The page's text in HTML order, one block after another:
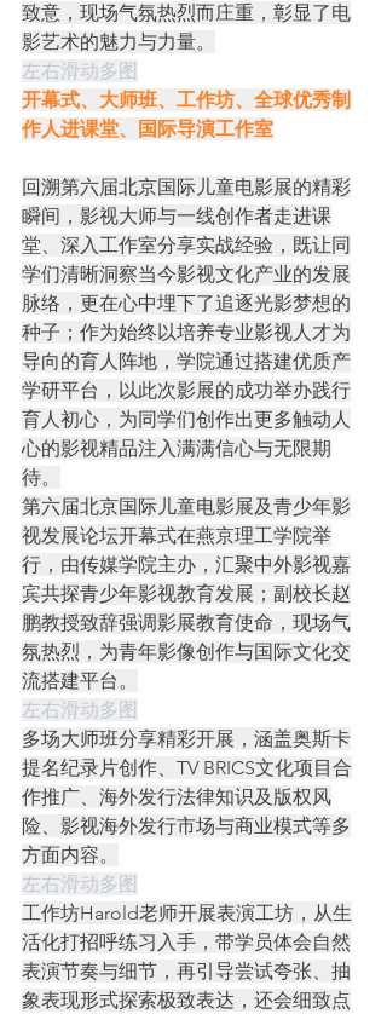
致意，现场气氛热烈而庄重，彰显了电
影艺术的魅力与力量。
左右滑动多图
开幕式、大师班、工作坊、全球优秀制
作人进课堂、国际导演工作室
回溯第六届北京国际儿童电影展的精彩
瞬间，影视大师与一线创作者走进课
堂、深入工作室分享实战经验，既让同
学们清晰洞察当今影视文化产业的发展
脉络，更在心中埋下了追逐光影梦想的
种子；作为始终以培养专业影视人才为
导向的育人阵地，学院通过搭建优质产
学研平台，以此次影展的成功举办践行
育人初心，为同学们创作出更多触动人
心的影视精品注入满满信心与无限期
待。
第六届北京国际儿童电影展及青少年影
视发展论坛开幕式在燕京理工学院举
行，由传媒学院主办，汇聚中外影视嘉
宾共探青少年影视教育发展；副校长赵
鹏教授致辞强调影展教育使命，现场气
氛热烈，为青年影像创作与国际文化交
流搭建平台。
左右滑动多图
多场大师班分享精彩开展，涵盖奥斯卡
提名纪录片创作、TV BRICS文化项目合
作推广、海外发行法律知识及版权风
险、影视海外发行市场与商业模式等多
方面内容。
左右滑动多图
工作坊Harold老师开展表演工坊，从生
活化打招呼练习入手，带学员体会自然
表演节奏与细节，再引导尝试夸张、抽
象表现形式探索极致表达，还会细致点